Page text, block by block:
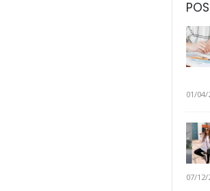
01/04/
07/12/